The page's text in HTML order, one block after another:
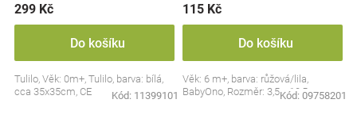
299 Kč
Do košíku
Tulilo, Věk: 0m+, Tulilo, barva: bílá,
cca 35x35cm, CE
Kód: 11399101
115 Kč
Do košíku
Věk: 6 m+, barva: růžová/lila,
BabyOno, Rozměr: 3,5 x 10,5 cm
Kód: 09758201